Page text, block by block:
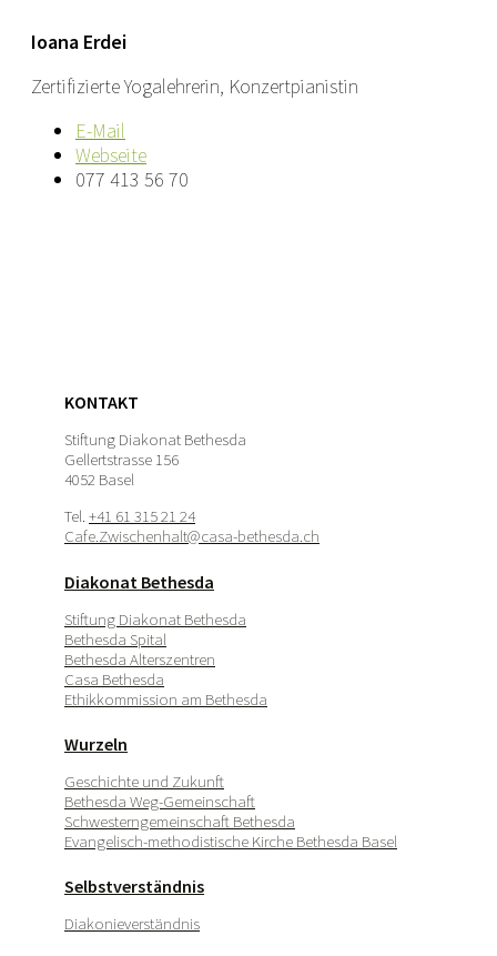
Ioana Erdei
Zertifizierte Yogalehrerin, Konzertpianistin
E-Mail
Webseite
077 413 56 70
KONTAKT
Stiftung Diakonat Bethesda
Gellertstrasse 156
4052 Basel
Tel. +41 61 315 21 24
Cafe.Zwischenhalt@casa-bethesda.ch
Diakonat Bethesda
Stiftung Diakonat Bethesda
Bethesda Spital
Bethesda Alterszentren
Casa Bethesda
Ethikkommission am Bethesda
Wurzeln
Geschichte und Zukunft
Bethesda Weg-Gemeinschaft
Schwesterngemeinschaft Bethesda
Evangelisch-methodistische Kirche Bethesda Basel
Selbstverständnis
Diakonieverständnis